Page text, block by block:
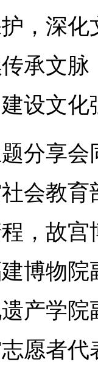
，深
承文
设文化
分享
会教
，故
博物
产学
愿者